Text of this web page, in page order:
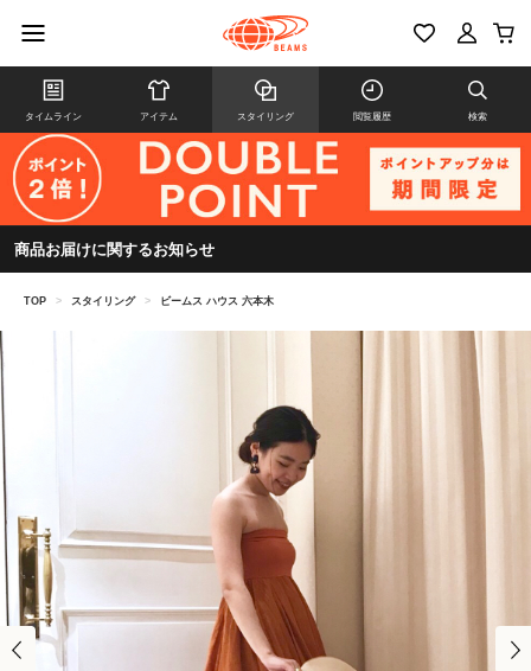
タイムライン アイテム スタイリング 閲覧履歴 検索
商品お届けに関するお知らせ
TOP > スタイリング > ビームス ハウス 六本木